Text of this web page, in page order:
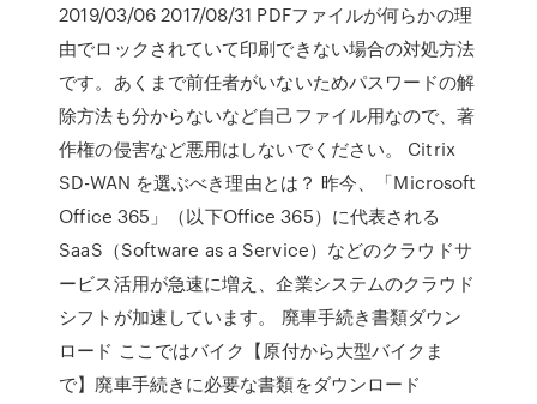
2019/03/06 2017/08/31 PDFファイルが何らかの理
由でロックされていて印刷できない場合の対処方法
です。あくまで前任者がいないためパスワードの解
除方法も分からないなど自己ファイル用なので、著
作権の侵害など悪用はしないでください。 Citrix
SD-WAN を選ぶべき理由とは？ 昨今、「Microsoft
Office 365」（以下Office 365）に代表される
SaaS（Software as a Service）などのクラウドサ
ービス活用が急速に増え、企業システムのクラウド
シフトが加速しています。 廃車手続き書類ダウン
ロード ここではバイク【原付から大型バイクま
で】廃車手続きに必要な書類をダウンロード